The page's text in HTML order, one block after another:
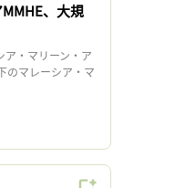
、大規
・マリーン・ア
のマレーシア・マ